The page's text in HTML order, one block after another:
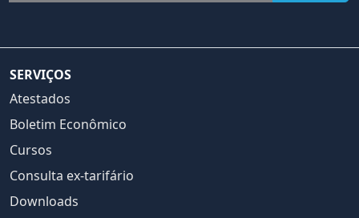
SERVIÇOS
Atestados
Boletim Econômico
Cursos
Consulta ex-tarifário
Downloads